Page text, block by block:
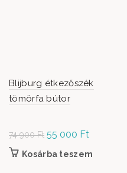
Blijburg étkezőszék
tömörfa bútor
74 900Ft Original
price was:
55 000 Ft
Kosárba teszem